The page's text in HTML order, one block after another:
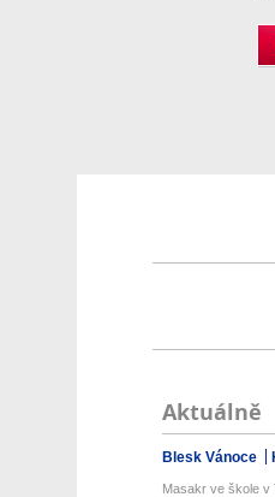
Aktuálně
Blesk Vánoce
Masakr ve škole v